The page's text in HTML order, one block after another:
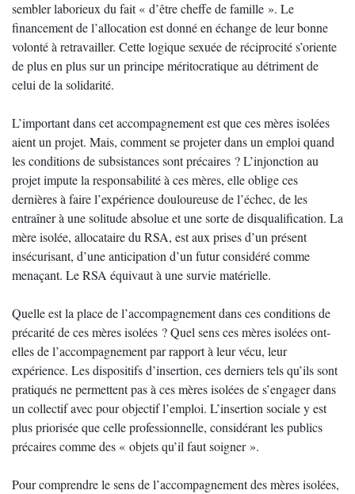
sembler laborieux du fait « d’être cheffe de famille ». Le
financement de l’allocation est donné en échange de leur bonne
volonté à retravailler. Cette logique sexuée de réciprocité s’oriente
de plus en plus sur un principe méritocratique au détriment de
celui de la solidarité.
L’important dans cet accompagnement est que ces mères isolées
aient un projet. Mais, comment se projeter dans un emploi quand
les conditions de subsistances sont précaires ? L’injonction au
projet impute la responsabilité à ces mères, elle oblige ces
dernières à faire l’expérience douloureuse de l’échec, de les
entraîner à une solitude absolue et une sorte de disqualification. La
mère isolée, allocataire du RSA, est aux prises d’un présent
insécurisant, d’une anticipation d’un futur considéré comme
menaçant. Le RSA équivaut à une survie matérielle.
Quelle est la place de l’accompagnement dans ces conditions de
précarité de ces mères isolées ? Quel sens ces mères isolées ont-
elles de l’accompagnement par rapport à leur vécu, leur
expérience. Les dispositifs d’insertion, ces derniers tels qu’ils sont
pratiqués ne permettent pas à ces mères isolées de s’engager dans
un collectif avec pour objectif l’emploi. L’insertion sociale y est
plus priorisée que celle professionnelle, considérant les publics
précaires comme des « objets qu’il faut soigner ».
Pour comprendre le sens de l’accompagnement des mères isolées,